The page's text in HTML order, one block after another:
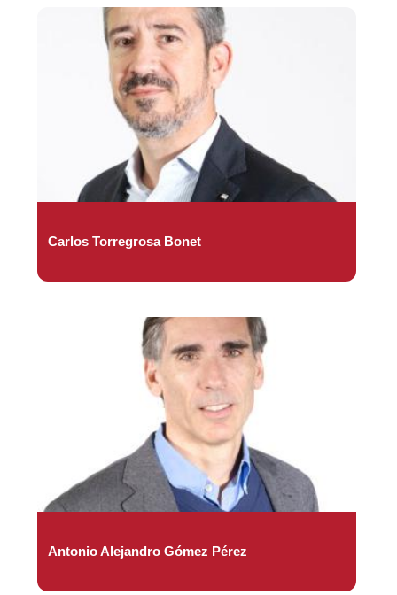
Carlos Torregrosa Bonet
Antonio Alejandro Gómez Pérez